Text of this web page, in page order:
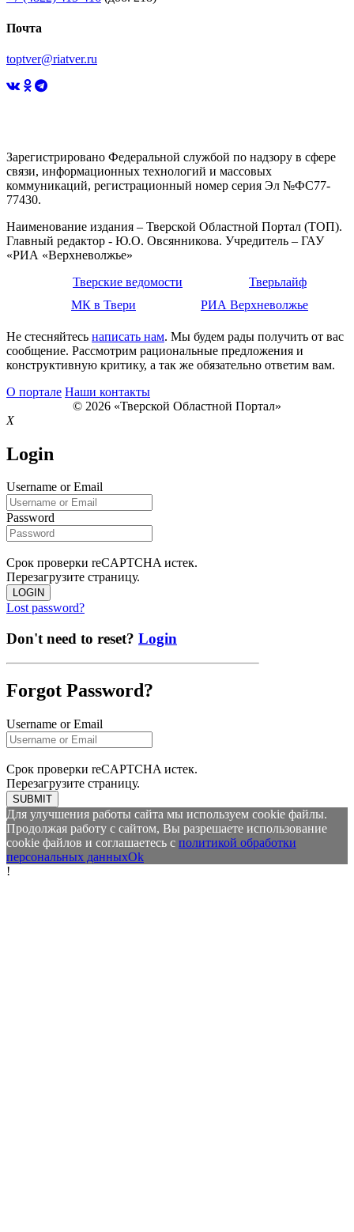
Почта
toptver@riatver.ru
Зарегистрировано Федеральной службой по надзору в сфере
связи, информационных технологий и массовых
коммуникаций, регистрационный номер серия Эл №ФС77-
77430.
Наименование издания – Тверской Областной Портал (ТОП).
Главный редактор - Ю.О. Овсянникова. Учредитель – ГАУ
«РИА «Верхневолжье»
Тверские ведомости
Тверьлайф
МК в Твери
РИА Верхневолжье
Не стесняйтесь написать нам. Мы будем рады получить от вас
сообщение. Рассмотрим рациональные предложения и
конструктивную критику, а так же обязательно ответим вам.
О портале Наши контакты
© 2026 «Тверской Областной Портал»
X
Login
Username or Email
Password
Срок проверки reCAPTCHA истек.
Перезагрузите страницу.
LOGIN
Lost password?
Don't need to reset? Login
Forgot Password?
Username or Email
Срок проверки reCAPTCHA истек.
Перезагрузите страницу.
SUBMIT
Для улучшения работы сайта мы используем cookie файлы.
Продолжая работу с сайтом, Вы разрешаете использование
cookie файлов и соглашаетесь с политикой обработки
персональных данныхOk
!